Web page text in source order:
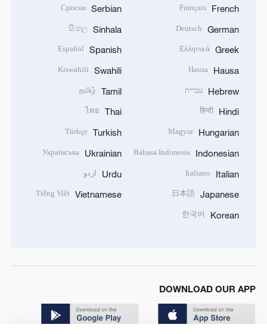
French
Français
German
Deutsch
Greek
Ελληνικά
Hausa
Hausa
Hebrew עברית
Hindi
हिन्दी
Hungarian
Magyar
Indonesian
Bahasa Indonesia
Italian
Italiano
Japanese
日本語
Korean
한국어
Serbian
Српски
Sinhala
සිංහල
Spanish
Español
Swahili
Kiswahili
Tamil
தமிழ்
Thai
ไทย
Turkish
Türkçe
Ukrainian
Українська
Urdu اردو
Vietnamese
Tiếng Việt
DOWNLOAD OUR APP